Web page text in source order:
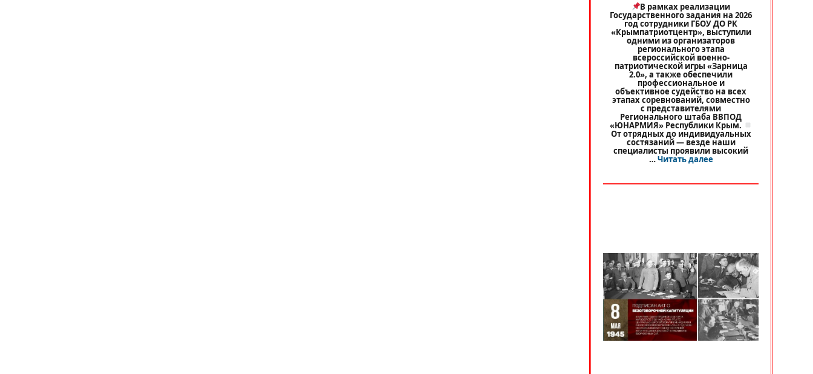
В рамках реализации
Государственного задания на 2026
год сотрудники ГБОУ ДО РК
«Крымпатриотцентр», выступили
одними из организаторов
регионального этапа
всероссийской военно-
патриотической игры «Зарница
2.0», а также обеспечили
профессиональное и
объективное судейство на всех
этапах соревнований, совместно
с представителями
Регионального штаба ВВПОД
«ЮНАРМИЯ» Республики Крым.
От отрядных до индивидуальных
состязаний — везде наши
специалисты проявили высокий
…Читать далее«